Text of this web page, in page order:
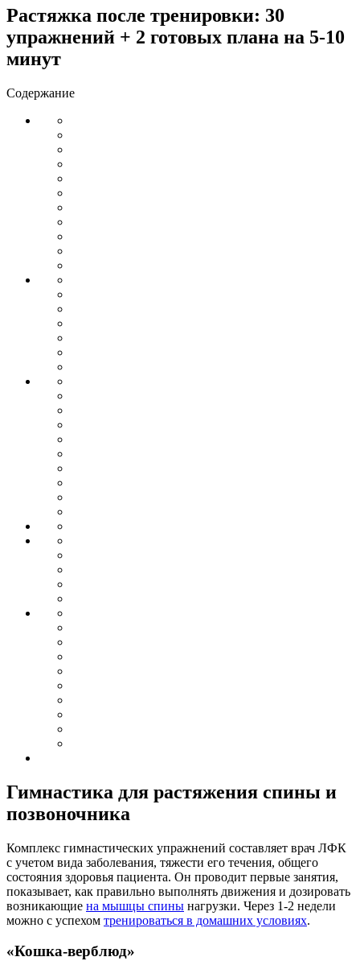
Растяжка после тренировки: 30
упражнений + 2 готовых плана на 5-10
минут
Содержание
Гимнастика для растяжения спины и
позвоночника
Комплекс гимнастических упражнений составляет врач ЛФК
с учетом вида заболевания, тяжести его течения, общего
состояния здоровья пациента. Он проводит первые занятия,
показывает, как правильно выполнять движения и дозировать
возникающие на мышцы спины нагрузки. Через 1-2 недели
можно с успехом тренироваться в домашних условиях.
«Кошка-верблюд»